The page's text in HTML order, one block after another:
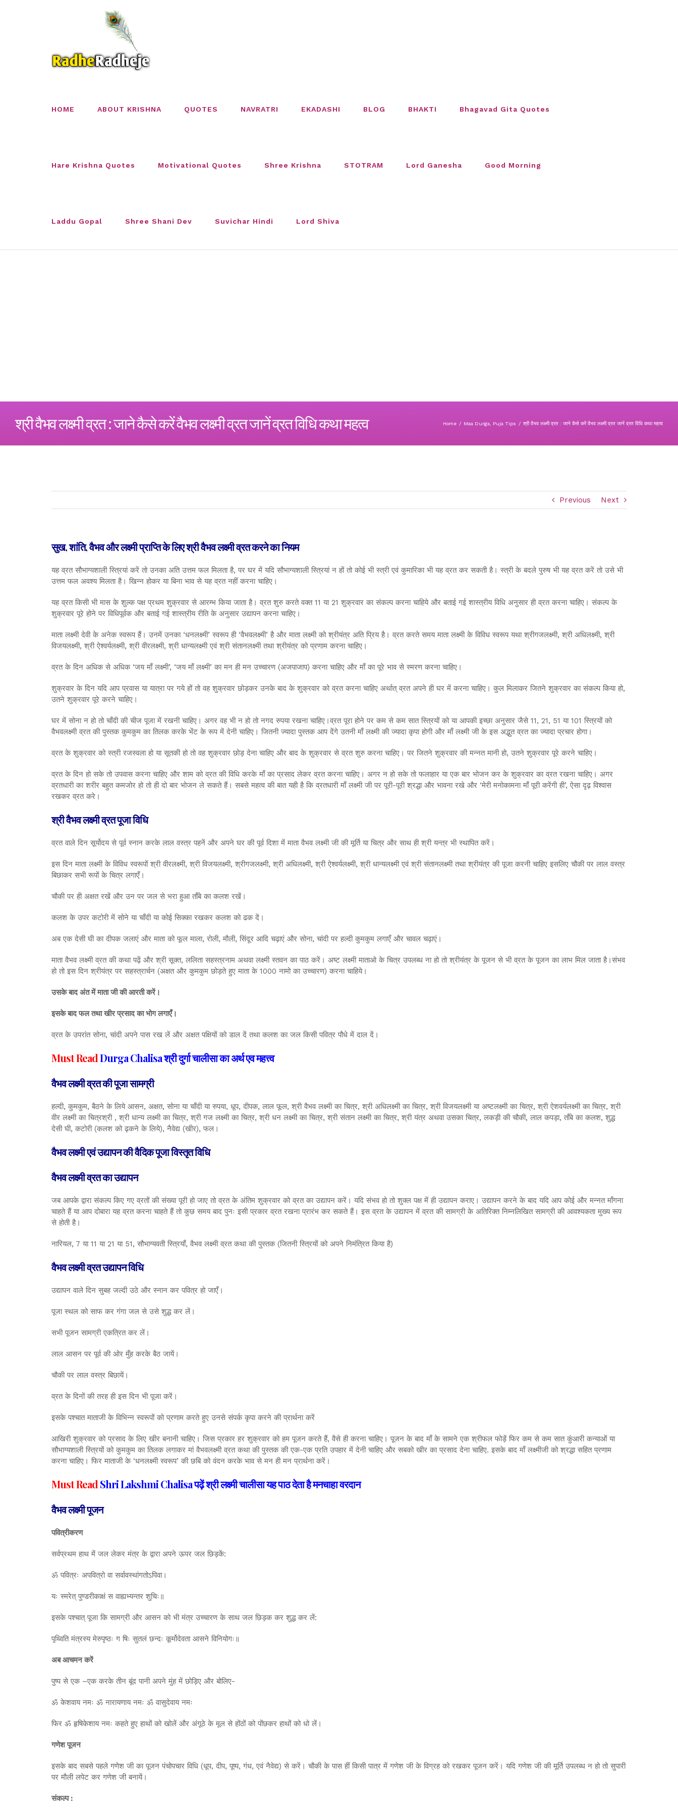
HOME ABOUT KRISHNA QUOTES NAVRATRI EKADASHI BLOG BHAKTI Bhagavad Gita Quotes
Hare Krishna Quotes Motivational Quotes Shree Krishna STOTRAM Lord Ganesha Good Morning
Laddu Gopal Shree Shani Dev Suvichar Hindi Lord Shiva
श्री वैभव लक्ष्मी व्रत : जाने कैसे करें वैभव लक्ष्मी व्रत जानें व्रत विधि कथा महत्व Home / Maa Durga Puja Tips / श्री वैभव लक्ष्मी व्रत : जाने कैसे करें वैभव लक्ष्मी व्रत जानें व्रत विधि कथा महत्व
Previous Next
सुख, शांति, वैभव और लक्ष्मी प्राप्ति के लिए श्री वैभव लक्ष्मी व्रत करने का नियम
यह व्रत सौभाग्यशाली स्त्रियां करें तो उनका अति उत्तम फल मिलता है, पर घर में यदि सौभाग्यशाली स्त्रियां न हों तो कोई भी स्त्री एवं कुमारिका भी यह व्रत कर सकती है। स्त्री के बदले पुरुष भी यह व्रत करें तो उसे भी
उत्तम फल अवश्य मिलता है। खिन्न होकर या बिना भाव से यह व्रत नहीं करना चाहिए।
यह व्रत किसी भी मास के शुल्क पक्ष प्रथम शुक्रवार से आरम्भ किया जाता है। व्रत शुरु करते वक्त 11 या 21 शुक्रवार का संकल्प करना चाहिये और बताई गई शास्त्रीय विधि अनुसार ही व्रत करना चाहिए। संकल्प के
शुक्रवार पूरे होने पर विधिपूर्वक और बताई गई शास्त्रीय रीति के अनुसार उद्यापन करना चाहिए।
माता लक्ष्मी देवी के अनेक स्वरूप हैं। उनमें उनका ‘धनलक्ष्मी’ स्वरूप ही ‘वैभवलक्ष्मी’ है और माता लक्ष्मी को श्रीयंत्र अति प्रिय है। व्रत करते समय माता लक्ष्मी के विविध स्वरूप यथा श्रीगजलक्ष्मी, श्री अधिलक्ष्मी, श्री
विजयलक्ष्मी, श्री ऐश्वर्यलक्ष्मी, श्री वीरलक्ष्मी, श्री धान्यलक्ष्मी एवं श्री संतानलक्ष्मी तथा श्रीयंत्र को प्रणाम करना चाहिए।
व्रत के दिन अधिक से अधिक ‘जय माँ लक्ष्मी’, ‘जय माँ लक्ष्मी’ का मन ही मन उच्चारण (अजपाजाप) करना चाहिए और माँ का पूरे भाव से स्मरण करना चाहिए।
शुक्रवार के दिन यदि आप प्रवास या यात्रा पर गये हों तो वह शुक्रवार छोड़कर उनके बाद के शुक्रवार को व्रत करना चाहिए अर्थात् व्रत अपने ही घर में करना चाहिए। कुल मिलाकर जितने शुक्रवार का संकल्प किया हो,
उतने शुक्रवार पूरे करने चाहिए।
घर में सोना न हो तो चाँदी की चीज पूजा में रखनी चाहिए। अगर वह भी न हो तो नगद रुपया रखना चाहिए।व्रत पूरा होने पर कम से कम सात स्त्रियों को या आपकी इच्छा अनुसार जैसे 11, 21, 51 या 101 स्त्रियों को
वैभवलक्ष्मी व्रत की पुस्तक कुमकुम का तिलक करके भेंट के रूप में देनी चाहिए। जितनी ज्यादा पुस्तक आप देंगे उतनी माँ लक्ष्मी की ज्यादा कृपा होगी और माँ लक्ष्मी जी के इस अद्भुत व्रत का ज्यादा प्रचार होगा।
व्रत के शुक्रवार को स्त्री रजस्वला हो या सूतकी हो तो वह शुक्रवार छोड़ देना चाहिए और बाद के शुक्रवार से व्रत शुरु करना चाहिए। पर जितने शुक्रवार की मन्नत मानी हो, उतने शुक्रवार पूरे करने चाहिए।
व्रत के दिन हो सके तो उपवास करना चाहिए और शाम को व्रत की विधि करके माँ का प्रसाद लेकर व्रत करना चाहिए। अगर न हो सके तो फलाहार या एक बार भोजन कर के शुक्रवार का व्रत रखना चाहिए। अगर
व्रतधारी का शरीर बहुत कमजोर हो तो ही दो बार भोजन ले सकते हैं। सबसे महत्व की बात यही है कि व्रतधारी माँ लक्ष्मी जी पर पूरी-पूरी श्रद्धा और भावना रखे और ‘मेरी मनोकामना माँ पूरी करेंगी ही’, ऐसा दृढ़ विश्वास
रखकर व्रत करे।
श्री वैभव लक्ष्मी व्रत पूजा विधि
व्रत वाले दिन सूर्योदय से पूर्व स्नान करके लाल वस्त्र पहनें और अपने घर की पूर्व दिशा में माता वैभव लक्ष्मी जी की मूर्ति या चित्र और साथ ही श्री यन्त्र भी स्थापित करें।
इस दिन माता लक्ष्मी के विविध स्वरूपों श्री वीरलक्ष्मी, श्री विजयलक्ष्मी, श्रीगजलक्ष्मी, श्री अधिलक्ष्मी, श्री ऐश्वर्यलक्ष्मी, श्री धान्यलक्ष्मी एवं श्री संतानलक्ष्मी तथा श्रीयंत्र की पूजा करनी चाहिए इसलिए चौकी पर लाल वस्त्र
बिछाकर सभी रूपों के चित्र लगाएँ।
चौकी पर ही अक्षत रखें और उन पर जल से भरा हुआ ताँबे का कलश रखें।
कलश के उपर कटोरी में सोने या चाँदी या कोई सिक्का रखकर कलश को ढक दें।
अब एक देसी घी का दीपक जलाएं और माता को फूल माला, रोली, मौली, सिंदूर आदि चढ़ाएं और सोना, चांदी पर हल्दी कुमकुम लगाएँ और चावल चढ़ाएं।
माता वैभव लक्ष्मी व्रत की कथा पढ़ें और श्री सूक्त, ललिता सहस्त्रनाम अथवा लक्ष्मी स्तवन का पाठ करें। अष्ट लक्ष्मी माताओ के चित्र उपलब्ध ना हो तो श्रीयंत्र के पूजन से भी व्रत के पूजन का लाभ मिल जाता है।संभव
हो तो इस दिन श्रीयंत्र पर सहस्त्रार्चन (अक्षत और कुमकुम छोड़ते हुए माता के 1000 नामो का उच्चारण) करना चाहिये।
उसके बाद अंत में माता जी की आरती करें।
इसके बाद फल तथा खीर प्रसाद का भोग लगाएँ।
व्रत के उपरांत सोना, चांदी अपने पास रख लें और अक्षत पक्षियों को डाल दें तथा कलश का जल किसी पवित्र पौधे में दाल दें।
Must ReadDurga Chalisa श्री दुर्गा चालीसा का अर्थ एव महत्त्व
वैभव लक्ष्मी व्रत की पूजा सामग्री
हल्दी, कुमकुम, बैठने के लिये आसन, अक्षत, सोना या चाँदी या रुपया, धूप, दीपक, लाल फूल, श्री वैभव लक्ष्मी का चित्र, श्री अधिलक्ष्मी का चित्र, श्री विजयलक्ष्मी या अष्टलक्ष्मी का चित्र, श्री ऐशवर्यलक्ष्मी का चित्र, श्री
वीर लक्ष्मी का चित्रश्री , श्री धान्य लक्ष्मी का चित्र, श्री गज लक्ष्मी का चित्र, श्री धन लक्ष्मी का चित्र, श्री संतान लक्ष्मी का चित्र, श्री यंत्र अथवा उसका चित्र, लकड़ी की चौकी, लाल कपड़ा, ताँबे का कलश, शुद्ध
देसी घी, कटोरी (कलश को ढ़कने के लिये), नैवेद्य (खीर), फल।
वैभव लक्ष्मी एवं उद्यापन की वैदिक पूजा विस्तृत विधि
वैभव लक्ष्मी व्रत का उद्यापन
जब आपके द्वारा संकल्प किए गए व्रतों की संख्या पूरी हो जाए तो व्रत के अंतिम शुक्रवार को व्रत का उद्यापन करें। यदि संभव हो तो शुक्ल पक्ष में ही उद्यापन कराए। उद्यापन करने के बाद यदि आप कोई और मन्नत माँगना
चाहते हैं या आप दोबारा यह व्रत करना चाहते हैं तो कुछ समय बाद पुनः इसी प्रकार व्रत रखना प्रारंभ कर सकते हैं। इस व्रत के उद्यापन में व्रत की सामग्री के अतिरिक्त निम्नलिखित सामग्री की आवश्यकता मुख्य रूप
से होती है।
नारियल, 7 या 11 या 21 या 51, सौभाग्यवती स्त्रियाँ, वैभव लक्ष्मी व्रत कथा की पुस्तक (जितनी स्त्रियों को अपने निमंत्रित किया है)
वैभव लक्ष्मी व्रत उद्यापन विधि
उद्यापन वाले दिन सुबह जल्दी उठे और स्नान कर पवित्र हो जाएँ।
पूजा स्थल को साफ कर गंगा जल से उसे शुद्ध कर लें।
सभी पूजन सामग्री एकत्रित कर लें।
लाल आसन पर पूर्व की ओर मुँह करके बैठ जायें।
चौकी पर लाल वस्त्र बिछायें।
व्रत के दिनों की तरह ही इस दिन भी पूजा करें।
इसके पश्चात माताजी के विभिन्न स्वरूपों को प्रणाम करते हुए उनसे संपर्क कृपा करने की प्रार्थना करें
आखिरी शुक्रवार को प्रसाद के लिए खी‍र बनानी चाहिए। जिस प्रकार हर शुक्रवार को हम पूजन करते हैं, वैसे ही करना चाहिए। पूजन के बाद माँ के सामने एक श्रीफल फोड़ें फिर कम से कम सात‍ कुंआरी कन्याओं या
सौभाग्यशाली स्त्रियों को कुमकुम का तिलक लगाकर मां वैभवलक्ष्मी व्रत कथा की पुस्तक की एक-एक प्रति उपहार में देनी चाहिए और सबको खीर का प्रसाद देना चाहिए. इसके बाद माँ लक्ष्मीजी को श्रद्धा सहित प्रणाम
करना चाहिए। फिर माताजी के ‘धनलक्ष्मी स्वरूप’ की छबि को वंदन करके भाव से मन ही मन प्रार्थना करें।
Must Read Shri Lakshmi Chalisa पढ़ें श्री लक्ष्मी चालीसा यह पाठ देता है मनचाहा वरदान
वैभव लक्ष्मी पूजन
पवित्रीकरण
सर्वप्रथम हाथ में जल लेकर मंत्र के द्वारा अपने ऊपर जल छिड़कें:
ॐ पवित्रः अपवित्रो वा सर्वावस्थांगतोऽपिवा।
यः स्मरेत्‌ पुण्डरीकाक्षं स वाह्यभ्यन्तर शुचिः॥
इसके पश्चात् पूजा कि सामग्री और आसन को भी मंत्र उच्चारण के साथ जल छिड़क कर शुद्ध कर लें:
पृथ्विति मंत्रस्य मेरुपृष्ठः ग षिः सुतलं छन्दः कूर्मोदेवता आसने विनियोगः॥
अब आचमन करें
पुष्प से एक –एक करके तीन बूंद पानी अपने मुंह में छोड़िए और बोलिए-
ॐ केशवाय नमः ॐ नारायणाय नमः ॐ वासुदेवाय नमः
फिर ॐ हृषिकेशाय नमः कहते हुए हाथों को खोलें और अंगूठे के मूल से होंठों को पोंछकर हाथों को धो लें।
गणेश पूजन
इसके बाद सबसे पहले गणेश जी का पूजन पंचोपचार विधि (धूप, दीप, पूष्प, गंध, एवं नैवेद्य) से करें। चौकी के पास हीं किसी पात्र में गणेश जी के विग्रह को रखकर पूजन करें। यदि गणेश जी की मूर्ति उपलब्ध न हो तो सुपारी
पर मौली लपेट कर गणेश जी बनायें।
संकल्प :